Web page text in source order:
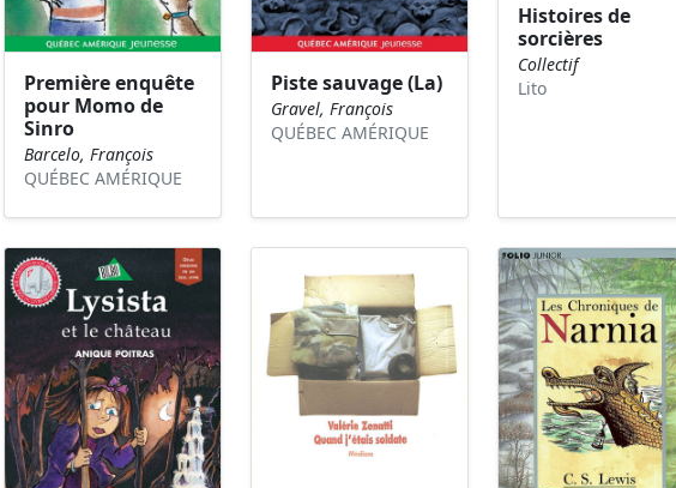
Première enquête
pour Momo de
Sinro
Barcelo, François
QUÉBEC AMÉRIQUE
Piste sauvage (La)
Gravel, François
QUÉBEC AMÉRIQUE
Histoires de
sorcières
Collectif
Lito